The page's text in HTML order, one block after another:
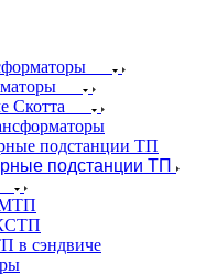
Скотта
подстанции ТП
в сэндвиче